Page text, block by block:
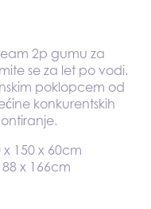
2p gumu za
se za let po vodi.
poklopcem od
konkurentskih
150 x 60cm
x 166cm